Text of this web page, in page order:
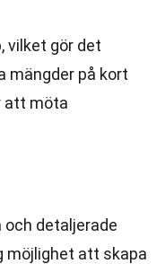
vilket gör det
mängder på kort
att möta
detaljerade
möjlighet att skapa